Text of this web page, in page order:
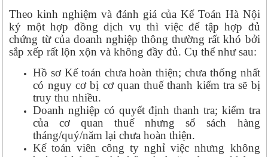
Theo kinh nghiệm và đánh giá của Kế Toán Hà Nội
ký một hợp đồng dịch vụ thì việc để tập hợp đủ
chứng từ của doanh nghiệp thông thường rất khó bởi
sắp xếp rất lộn xộn và không đầy đủ. Cụ thể như sau:
Hồ sơ Kế toán chưa hoàn thiện; chưa thống nhất
có nguy cơ bị cơ quan thuế thanh kiểm tra sẽ bị
truy thu nhiều.
Doanh nghiệp có quyết định thanh tra; kiểm tra
của cơ quan thuế nhưng sổ sách hàng
tháng/quý/năm lại chưa hoàn thiện.
Kế toán viên công ty nghỉ việc nhưng không